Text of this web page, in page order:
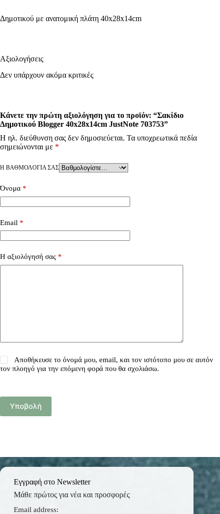
Δημοτικού με ανατομική πλάτη 40x28x14cm
Αξιολογήσεις
Δεν υπάρχουν ακόμα κριτικές
Κάνετε την πρώτη αξιολόγηση για το προϊόν: “Σακίδιο
Δημοτικού Blogger 40x28x14cm JustNote 703753”
Η ηλ. διεύθυνση σας δεν δημοσιεύεται. Τα υποχρεωτικά πεδία
σημειώνονται με *
Η ΒΑΘΜΟΛΟΓΊΑ ΣΑΣ
Όνομα *
Email *
Η αξιολόγησή σας *
Αποθήκευσε το όνομά μου, email, και τον ιστότοπο μου σε αυτόν
τον πλοηγό για την επόμενη φορά που θα σχολιάσω.
Υποβολή
Εγγραφή στο Newsletter
Μάθε πρώτος για νέα και προσφορές
Email address: